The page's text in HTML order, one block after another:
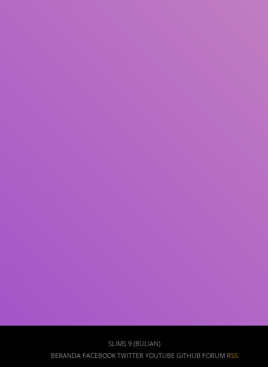
SLIMS 9 (BULIAN)
BERANDA FACEBOOK TWITTER YOUTUBE GITHUB FORUM RSS